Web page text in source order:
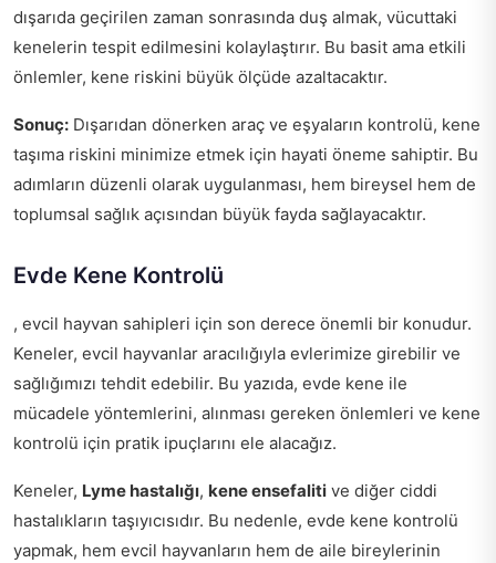
dışarıda geçirilen zaman sonrasında duş almak, vücuttaki
kenelerin tespit edilmesini kolaylaştırır. Bu basit ama etkili
önlemler, kene riskini büyük ölçüde azaltacaktır.
Sonuç: Dışarıdan dönerken araç ve eşyaların kontrolü, kene
taşıma riskini minimize etmek için hayati öneme sahiptir. Bu
adımların düzenli olarak uygulanması, hem bireysel hem de
toplumsal sağlık açısından büyük fayda sağlayacaktır.
Evde Kene Kontrolü
, evcil hayvan sahipleri için son derece önemli bir konudur.
Keneler, evcil hayvanlar aracılığıyla evlerimize girebilir ve
sağlığımızı tehdit edebilir. Bu yazıda, evde kene ile
mücadele yöntemlerini, alınması gereken önlemleri ve kene
kontrolü için pratik ipuçlarını ele alacağız.
Keneler, Lyme hastalığı, kene ensefaliti ve diğer ciddi
hastalıkların taşıyıcısıdır. Bu nedenle, evde kene kontrolü
yapmak, hem evcil hayvanların hem de aile bireylerinin